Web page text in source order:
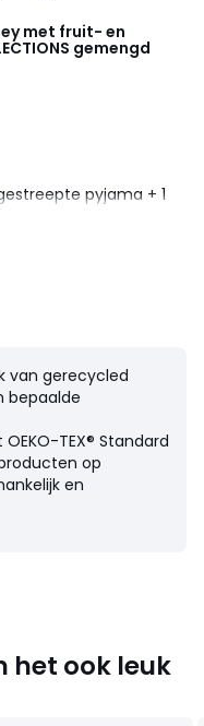
met fruit- en
gemengd
pyjama + 1
de voorkant
verving, bedrukking,
van gerecycled
bepaalde
OEKO-TEX® Standard
op
en
het ook leuk